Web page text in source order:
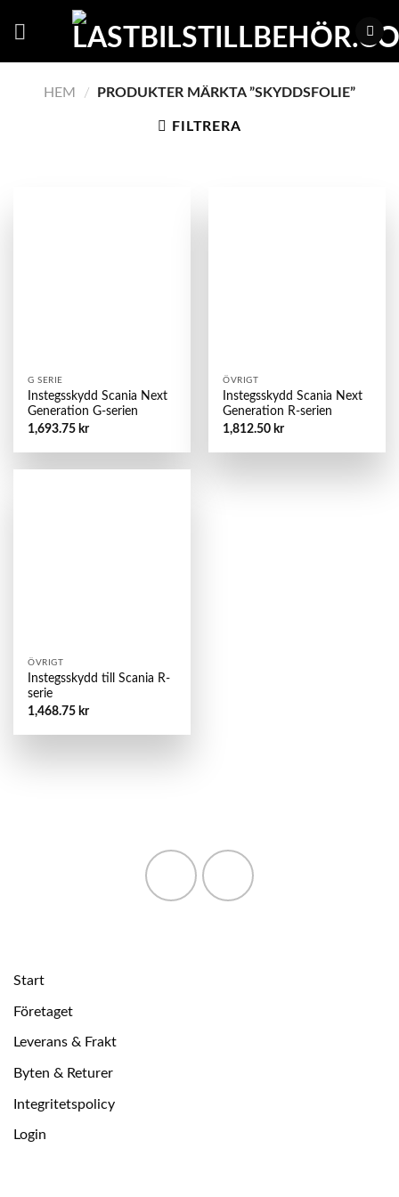
HEM / PRODUKTER MÄRKTA ”SKYDDSFOLIE”
FILTRERA
G SERIE
Instegsskydd Scania Next
Generation G-serien
1,693.75 kr
ÖVRIGT
Instegsskydd Scania Next
Generation R-serien
1,812.50 kr
ÖVRIGT
Instegsskydd till Scania R-
serie
1,468.75 kr
Start
Företaget
Leverans & Frakt
Byten & Returer
Integritetspolicy
Login